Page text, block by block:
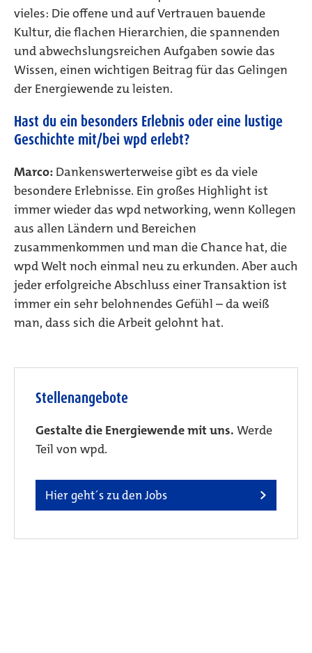
vieles: Die offene und auf Vertrauen bauende
Kultur, die flachen Hierarchien, die spannenden
und abwechslungsreichen Aufgaben sowie das
Wissen, einen wichtigen Beitrag für das Gelingen
der Energiewende zu leisten.
Hast du ein besonders Erlebnis oder eine lustige
Geschichte mit/bei wpd erlebt?
Marco: Dankenswerterweise gibt es da viele
besondere Erlebnisse. Ein großes Highlight ist
immer wieder das wpd networking, wenn Kollegen
aus allen Ländern und Bereichen
zusammenkommen und man die Chance hat, die
wpd Welt noch einmal neu zu erkunden. Aber auch
jeder erfolgreiche Abschluss einer Transaktion ist
immer ein sehr belohnendes Gefühl – da weiß
man, dass sich die Arbeit gelohnt hat.
Stellenangebote
Gestalte die Energiewende mit uns. Werde
Teil von wpd.
Hier geht´s zu den Jobs